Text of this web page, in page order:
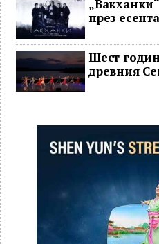
през есента
Шест
древния